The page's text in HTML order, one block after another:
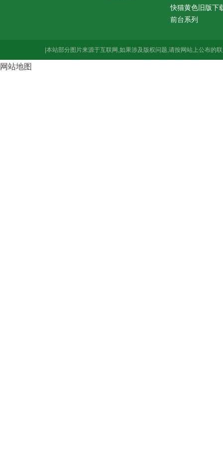
快猫黄色旧版下
前台系列
|本站部分图片来源于互联网,如果涉及版权问题,请按网站上公布的
网站地图